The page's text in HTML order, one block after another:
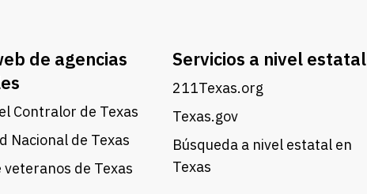
de agencias
Contralor de Texas
Nacional de Texas
veteranos de Texas
Servicios a nivel estatal
211Texas.org
Texas.gov
Búsqueda a nivel estatal en
Texas